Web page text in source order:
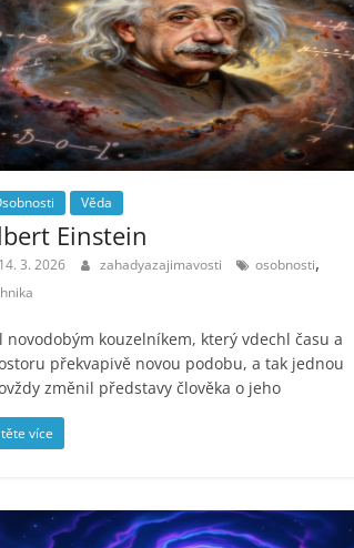
Věda
Einstein
14. 3. 2026 zahadyazajimavosti osobnosti,
novodobým kouzelníkem, který vdechl času a
překvapivě novou podobu, a tak jednou
změnil představy člověka o jeho
více